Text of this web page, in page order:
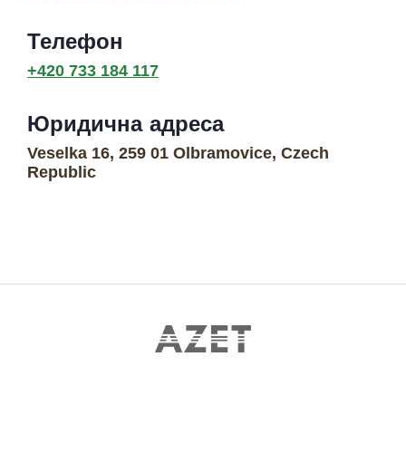
Телефон
+420 733 184 117
Юридична адреса
Veselka 16, 259 01 Olbramovice, Czech
Republic